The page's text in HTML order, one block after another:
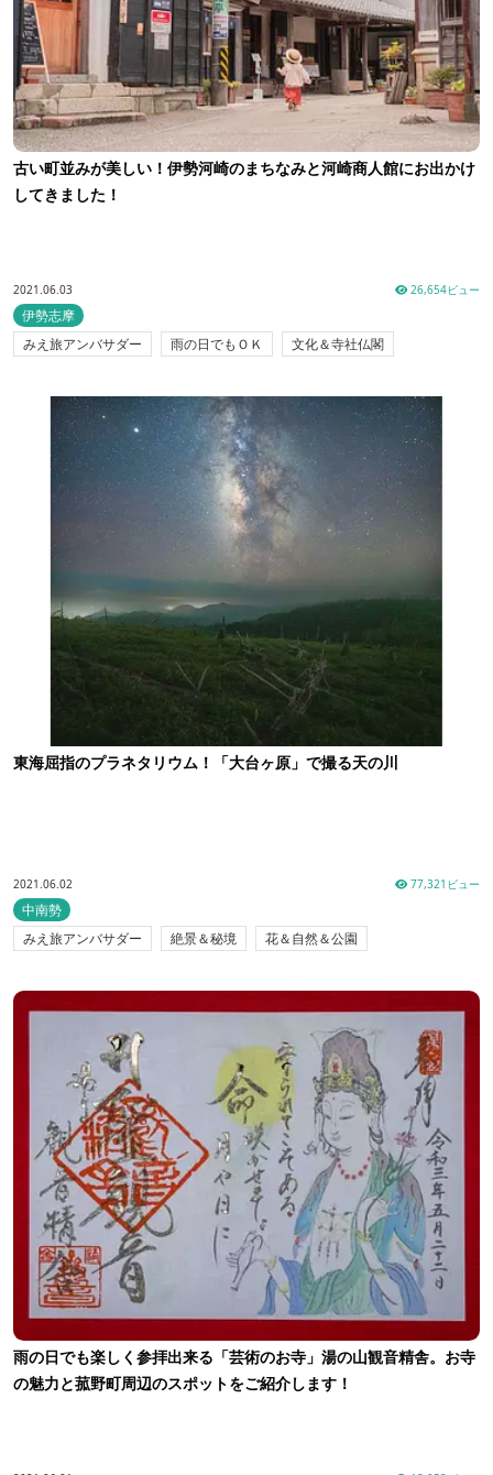
古い町並みが美しい！伊勢河崎のまちなみと河崎商人館にお出かけ
してきました！
2021.06.03 26,654ビュー
伊勢志摩
みえ旅アンバサダー
雨の日でもＯＫ 文化＆寺社仏閣
東海屈指のプラネタリウム！「大台ヶ原」で撮る天の川
2021.06.02 77,321ビュー
中南勢
みえ旅アンバサダー
絶景＆秘境 花＆自然＆公園
雨の日でも楽しく参拝出来る「芸術のお寺」湯の山観音精舎。お寺
の魅力と菰野町周辺のスポットをご紹介します！